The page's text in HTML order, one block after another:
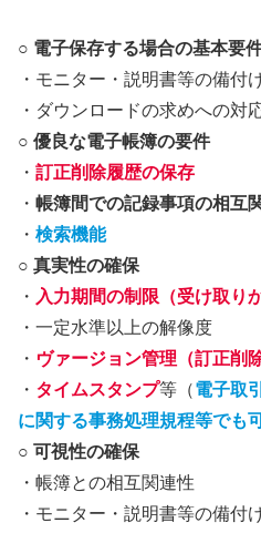
○ 電子保存する場合の基本要
・モニター・説明書等の備付
・ダウンロードの求めへの対
○ 優良な電子帳簿の要件
・ 訂正削除履歴の保存
・ 帳簿間での記録事項の相互
・ 検索機能
○ 真実性の確保
・ ⼊⼒期間の制限（受け取り
・一定⽔準以上の解像度
・ ヴァージョン管理（訂正削
・ タイムスタンプ等（電子取
に関する事務処理規程等でも
○ 可視性の確保
・帳簿との相互関連性
・モニター・説明書等の備付